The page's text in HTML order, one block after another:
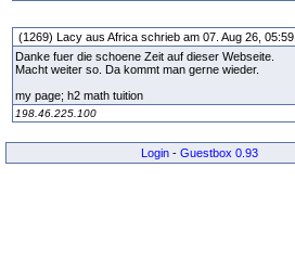
(1269) Lacy aus Africa schrieb am 07. Aug 26, 05:59
Danke fuer die schoene Zeit auf dieser Webseite.
Macht weiter so. Da kommt man gerne wieder.
my page; h2 math tuition
198.46.225.100
Login - Guestbox 0.93